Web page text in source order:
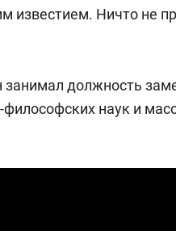
известием. Ничто не
занимал должность
наук и